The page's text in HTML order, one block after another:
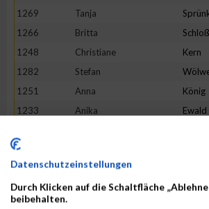
1269
Tanja
1266
Britta
1248
Christiane Kern
1282
Stefan
1251
Anna König
1233
Anika Ewald
1245
1240
Frank
1277
Viola
Datenschutzeinstellungen
Durch Klicken auf die Schaltfläche
beibehalten.